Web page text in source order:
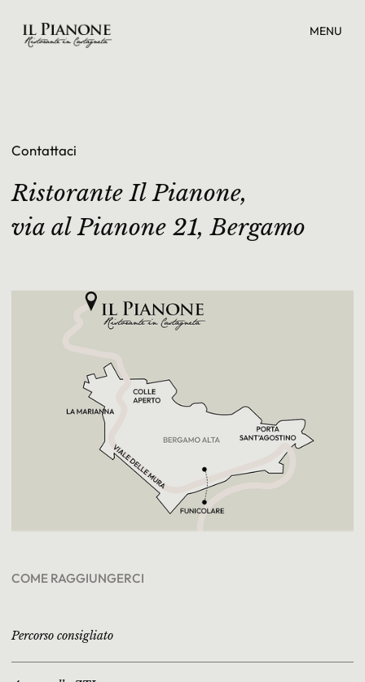
MENU
Contattaci
Ristorante Il Pianone,
via al Pianone 21, Bergamo
COME RAGGIUNGERCI
Percorso consigliato